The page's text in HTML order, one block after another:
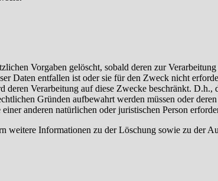
Vorgaben gelöscht, sobald deren zur
Daten entfallen ist oder sie für den Zweck nicht
Verarbeitung auf diese Zwecke beschränkt.
Gründen aufbewahrt werden müssen oder
anderen natürlichen oder juristischen Person
weitere Informationen zu der Löschung sowie zu der